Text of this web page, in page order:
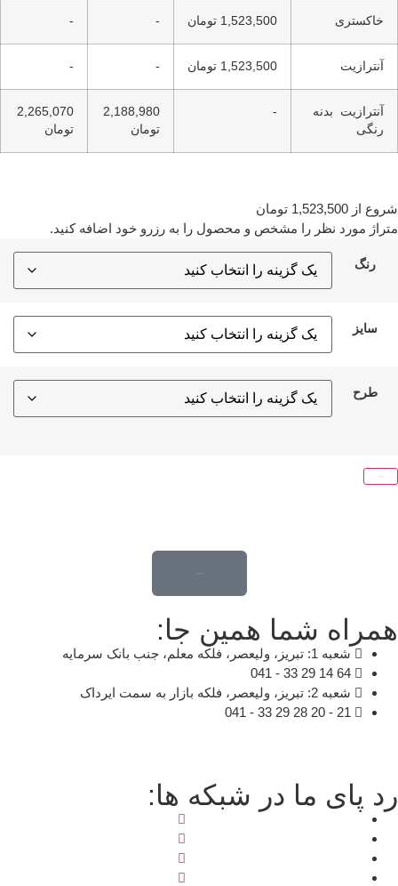
خاکستری 1,523,500 تومان -
-
آنترازیت 1,523,500 تومان -
-
آنترازیت بدنه
رنگی
-
2,188,980
تومان
2,265,070
تومان
شروع از 1,523,500 تومان
متراژ مورد نظر را مشخص و محصول را به رزرو خود اضافه کنید.
رنگ
سایز
طرح
همراه شما همین جا:
شعبه 1: تبریز، ولیعصر، فلکه معلم، جنب بانک سرمایه
64 14 29 33 - 041
شعبه 2: تبریز، ولیعصر، فلکه بازار به سمت ایرداک
21 - 20 28 29 33 - 041
رد پای ما در شبکه ها: